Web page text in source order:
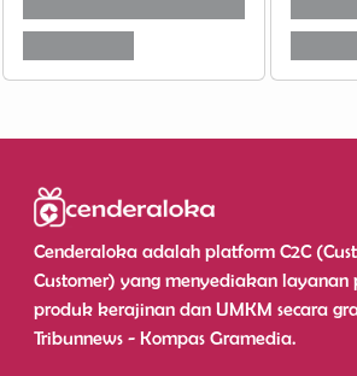
Cenderaloka adalah platform C2C
Customer) yang menyediakan layanan
produk kerajinan dan UMKM secara
Tribunnews - Kompas Gramedia.